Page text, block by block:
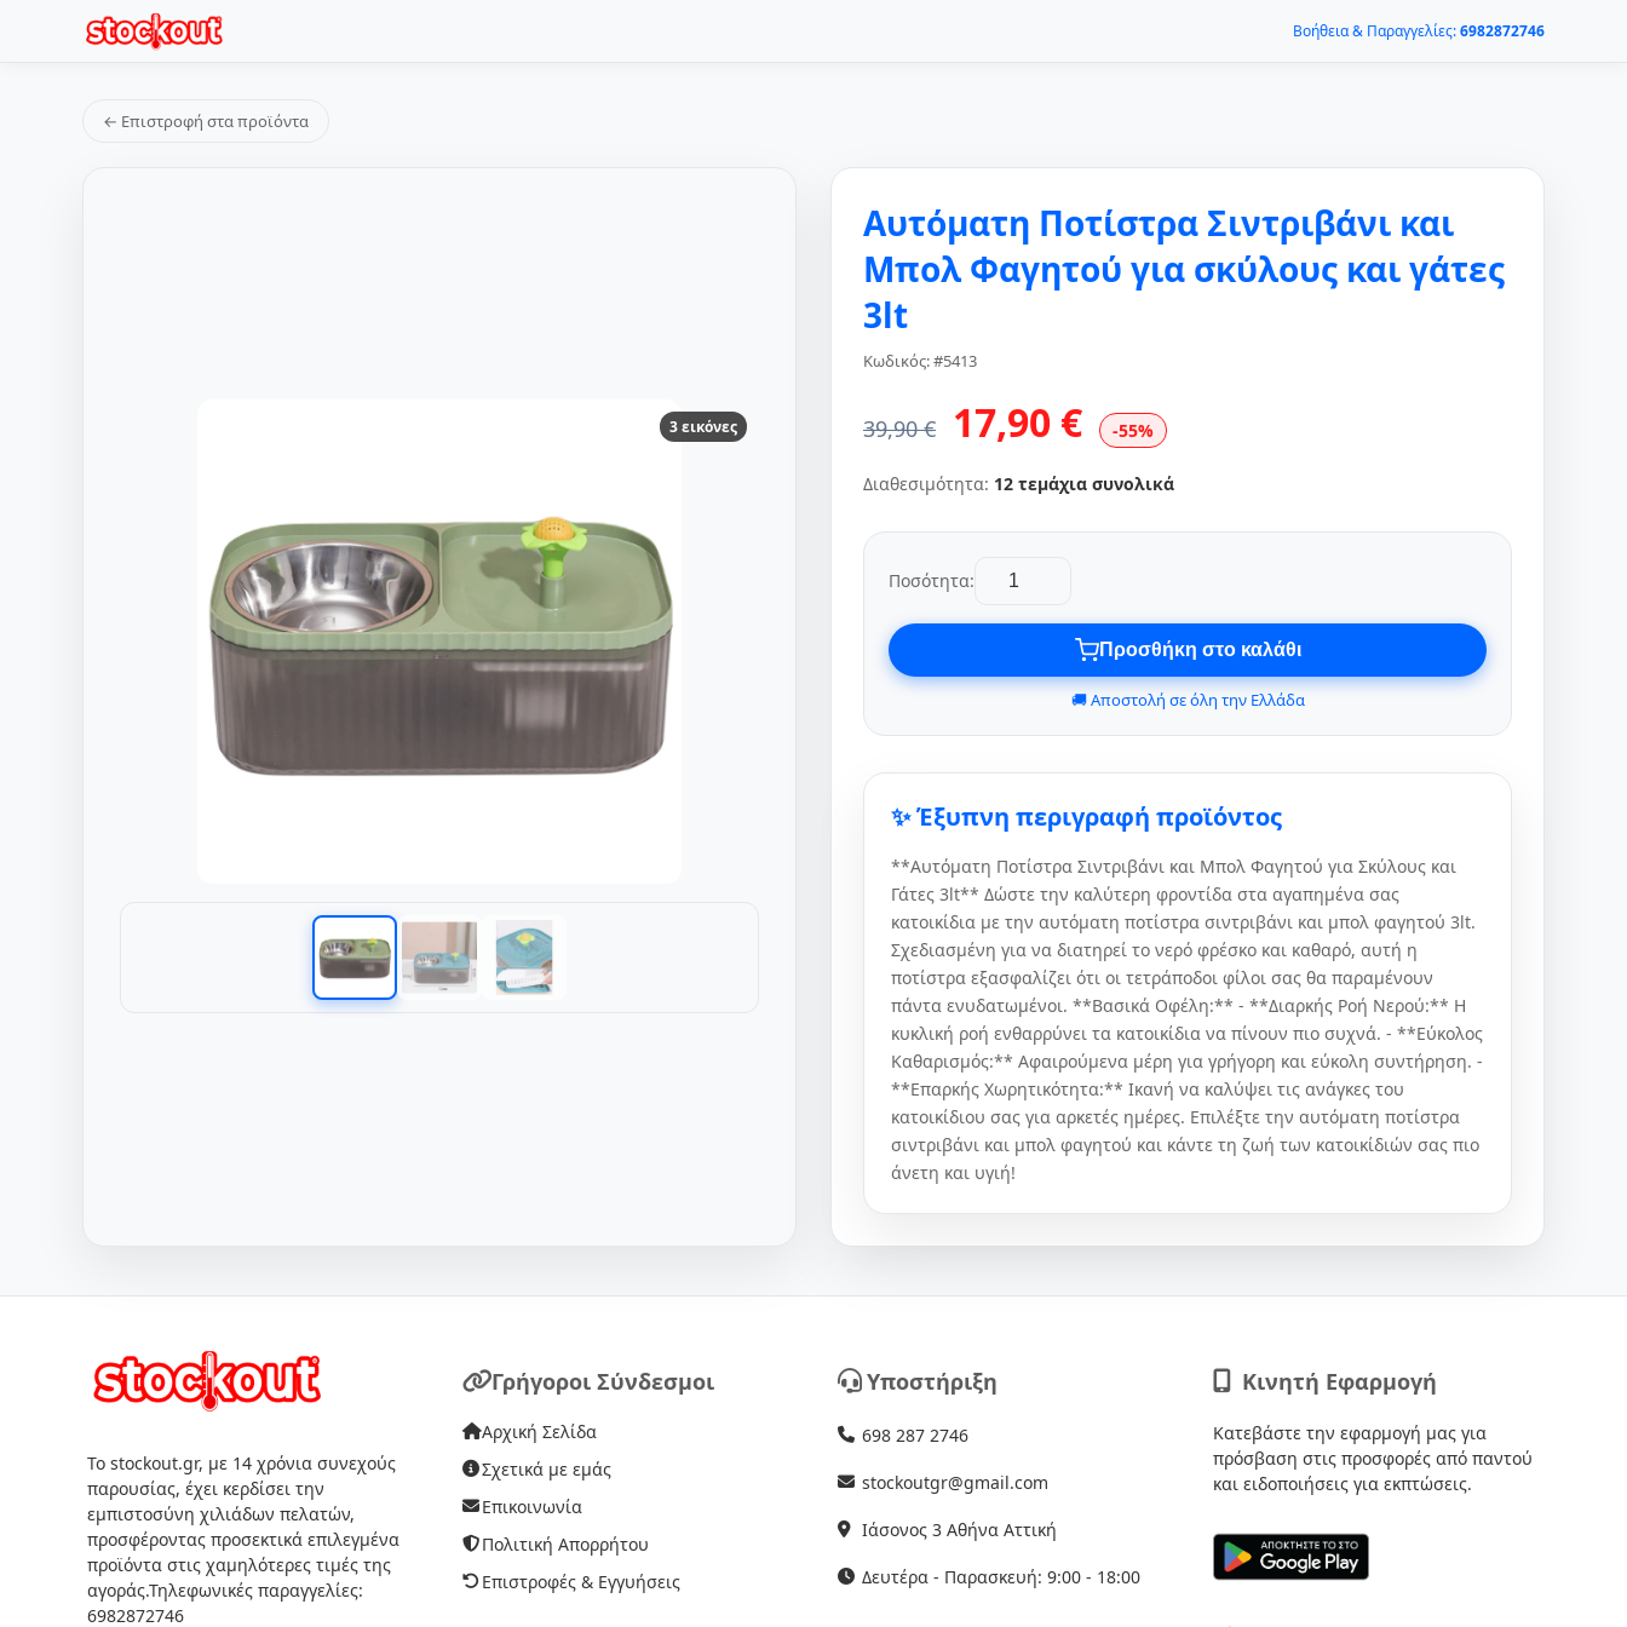
Βοήθεια & Παραγγελίες:6982872746
← Επιστροφή στα προϊόντα
3 εικόνες
Αυτόματη Ποτίστρα Σιντριβάνι και
Μπολ Φαγητού για σκύλους και γάτες
3lt
Κωδικός: #5413
39,90 € 17,90 € -55%
Διαθεσιμότητα: 12 τεμάχια συνολικά
Ποσότητα:
Προσθήκη στο καλάθι
🚚 Αποστολή σε όλη την Ελλάδα
✨ Έξυπνη περιγραφή προϊόντος
**Αυτόματη Ποτίστρα Σιντριβάνι και Μπολ Φαγητού για Σκύλους και
Γάτες 3lt** Δώστε την καλύτερη φροντίδα στα αγαπημένα σας
κατοικίδια με την αυτόματη ποτίστρα σιντριβάνι και μπολ φαγητού 3lt.
Σχεδιασμένη για να διατηρεί το νερό φρέσκο και καθαρό, αυτή η
ποτίστρα εξασφαλίζει ότι οι τετράποδοι φίλοι σας θα παραμένουν
πάντα ενυδατωμένοι. **Βασικά Οφέλη:** - **Διαρκής Ροή Νερού:** Η
κυκλική ροή ενθαρρύνει τα κατοικίδια να πίνουν πιο συχνά. - **Εύκολος
Καθαρισμός:** Αφαιρούμενα μέρη για γρήγορη και εύκολη συντήρηση. -
**Επαρκής Χωρητικότητα:** Ικανή να καλύψει τις ανάγκες του
κατοικίδιου σας για αρκετές ημέρες. Επιλέξτε την αυτόματη ποτίστρα
σιντριβάνι και μπολ φαγητού και κάντε τη ζωή των κατοικίδιών σας πιο
άνετη και υγιή!
Το stockout.gr, με 14 χρόνια συνεχούς
παρουσίας, έχει κερδίσει την
εμπιστοσύνη χιλιάδων πελατών,
προσφέροντας προσεκτικά επιλεγμένα
προϊόντα στις χαμηλότερες τιμές της
αγοράς.Τηλεφωνικές παραγγελίες:
6982872746
Γρήγοροι Σύνδεσμοι
Αρχική Σελίδα
Σχετικά με εμάς
Επικοινωνία
Πολιτική Απορρήτου
Επιστροφές & Εγγυήσεις
Υποστήριξη
698 287 2746
stockoutgr@gmail.com
Ιάσονος 3 Αθήνα Αττική
Δευτέρα - Παρασκευή: 9:00 - 18:00
Κινητή Εφαρμογή
Κατεβάστε την εφαρμογή μας για
πρόσβαση στις προσφορές από παντού
και ειδοποιήσεις για εκπτώσεις.